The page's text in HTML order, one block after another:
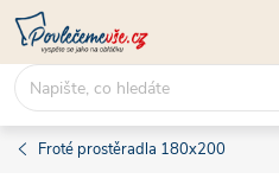
Přejít
obsah
Froté prostěradla 180x200